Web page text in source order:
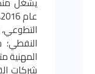
المهنية